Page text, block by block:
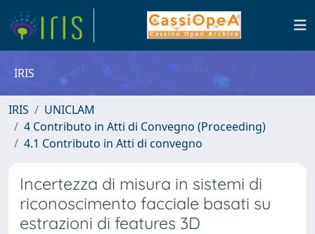
IRIS
IRIS
UNICLAM
4 Contributo in Atti di Convegno (Proceeding)
4.1 Contributo in Atti di convegno
Incertezza di misura in sistemi di
riconoscimento facciale basati su
estrazioni di features 3D